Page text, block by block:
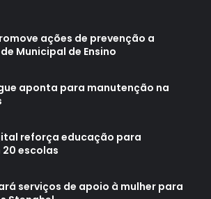
ações do festival está a Feira DOBRA
acontece nos dias 17 e 18 (sábado e
Canto do MARL. A feira
de 54 expositores de vários
também de outros países, como
A feira contempla a venda e troca de
linguagens relacionadas às artes
gravuristas, designers,
entre outros. A lista completa dos
ações de prevenção a
Municipal de Ensino
aponta para manutenção na
reforça educação para
escolas
serviços de apoio à mulher para